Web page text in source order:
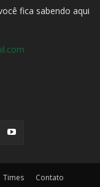
fica sabendo aqui
Times Contato